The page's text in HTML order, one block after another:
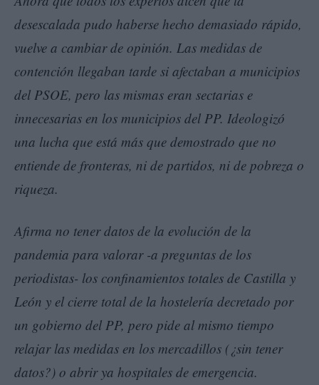
desescalada pudo haberse hecho demasiado rápido,
vuelve a cambiar de opinión. Las medidas de
contención llegaban tarde si afectaban a municipios
del PSOE, pero las mismas eran sectarias e
innecesarias en los municipios del PP. Ideologizó
una lucha que está más que demostrado que no
entiende de fronteras, ni de partidos, ni de pobreza o
riqueza.
Afirma no tener datos de la evolución de la
pandemia para valorar -a preguntas de los
periodistas- los confinamientos totales de Castilla y
León y el cierre total de la hostelería decretado por
un gobierno del PP, pero pide al mismo tiempo
relajar las medidas en los mercadillos (¿sin tener
datos?) o abrir ya hospitales de emergencia.